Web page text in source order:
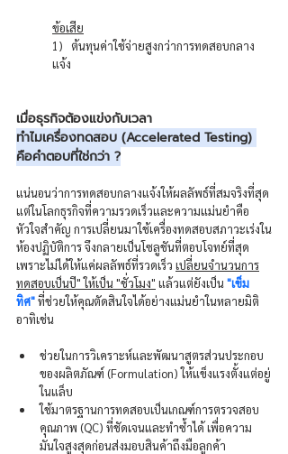
ข้อเสีย
1)   ต้นทุนค่าใช้จ่ายสูงกว่าการทดสอบกลาง
แจ้ง
เมื่อธุรกิจต้องแข่งกับเวลา
ทำไมเครื่องทดสอบ (Accelerated Testing)
คือคำตอบที่ใช่กว่า ?
แน่นอนว่าการทดสอบกลางแจ้งให้ผลลัพธ์ที่สมจริงที่สุด
แต่ในโลกธุรกิจที่ความรวดเร็วและความแม่นยำคือ
หัวใจสำคัญ การเปลี่ยนมาใช้เครื่องทดสอบสภาวะเร่งใน
ห้องปฏิบัติการ จึงกลายเป็นโซลูชันที่ตอบโจทย์ที่สุด
เพราะไม่ได้ให้แค่ผลลัพธ์ที่รวดเร็ว เปลี่ยนจำนวนการ
ทดสอบเป็นปี" ให้เป็น "ชั่วโมง" แล้วแต่ยังเป็น "เข็ม
ทิศ" ที่ช่วยให้คุณตัดสินใจได้อย่างแม่นยำในหลายมิติ
อาทิเช่น
ช่วยในการวิเคราะห์และพัฒนาสูตรส่วนประกอบ
ของผลิตภัณฑ์ (Formulation) ให้แข็งแรงตั้งแต่อยู่
ในแล็บ
ใช้มาตรฐานการทดสอบเป็นเกณฑ์การตรวจสอบ
คุณภาพ (QC) ที่ชัดเจนและทำซ้ำได้ เพื่อความ
มั่นใจสูงสุดก่อนส่งมอบสินค้าถึงมือลูกค้า